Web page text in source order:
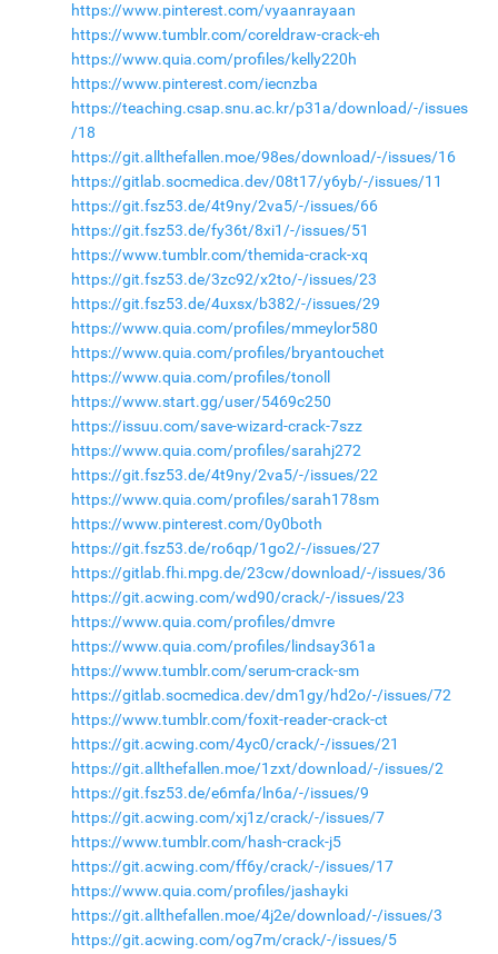
https://www.pinterest.com/vyaanrayaan
https://www.tumblr.com/coreldraw-crack-eh
https://www.quia.com/profiles/kelly220h
https://www.pinterest.com/iecnzba
https://teaching.csap.snu.ac.kr/p31a/download/-/issues
/18
https://git.allthefallen.moe/98es/download/-/issues/16
https://gitlab.socmedica.dev/08t17/y6yb/-/issues/11
https://git.fsz53.de/4t9ny/2va5/-/issues/66
https://git.fsz53.de/fy36t/8xi1/-/issues/51
https://www.tumblr.com/themida-crack-xq
https://git.fsz53.de/3zc92/x2to/-/issues/23
https://git.fsz53.de/4uxsx/b382/-/issues/29
https://www.quia.com/profiles/mmeylor580
https://www.quia.com/profiles/bryantouchet
https://www.quia.com/profiles/tonoll
https://www.start.gg/user/5469c250
https://issuu.com/save-wizard-crack-7szz
https://www.quia.com/profiles/sarahj272
https://git.fsz53.de/4t9ny/2va5/-/issues/22
https://www.quia.com/profiles/sarah178sm
https://www.pinterest.com/0y0both
https://git.fsz53.de/ro6qp/1go2/-/issues/27
https://gitlab.fhi.mpg.de/23cw/download/-/issues/36
https://git.acwing.com/wd90/crack/-/issues/23
https://www.quia.com/profiles/dmvre
https://www.quia.com/profiles/lindsay361a
https://www.tumblr.com/serum-crack-sm
https://gitlab.socmedica.dev/dm1gy/hd2o/-/issues/72
https://www.tumblr.com/foxit-reader-crack-ct
https://git.acwing.com/4yc0/crack/-/issues/21
https://git.allthefallen.moe/1zxt/download/-/issues/2
https://git.fsz53.de/e6mfa/ln6a/-/issues/9
https://git.acwing.com/xj1z/crack/-/issues/7
https://www.tumblr.com/hash-crack-j5
https://git.acwing.com/ff6y/crack/-/issues/17
https://www.quia.com/profiles/jashayki
https://git.allthefallen.moe/4j2e/download/-/issues/3
https://git.acwing.com/og7m/crack/-/issues/5